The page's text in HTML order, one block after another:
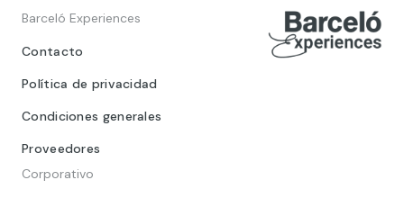
Barceló Experiences
Contacto
Política de privacidad
Condiciones generales
Proveedores
Corporativo